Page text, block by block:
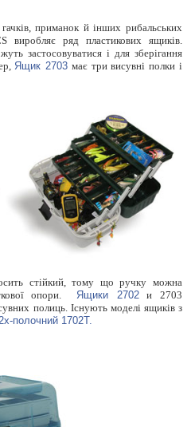
приманок й інших рибальських
виробляє ряд пластикових ящиків.
застосовуватися і для зберігання
Ящик 2703 має три висувні полки і
стійкий, тому що ручку можна
опори.Ящики 2702и 2703
полиць. Існують моделі ящиків з
полочний 1702Т.